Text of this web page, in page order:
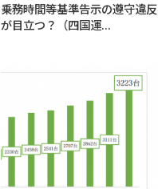
乗務時間等基準告示の遵守違反
が目立つ？（四国運...